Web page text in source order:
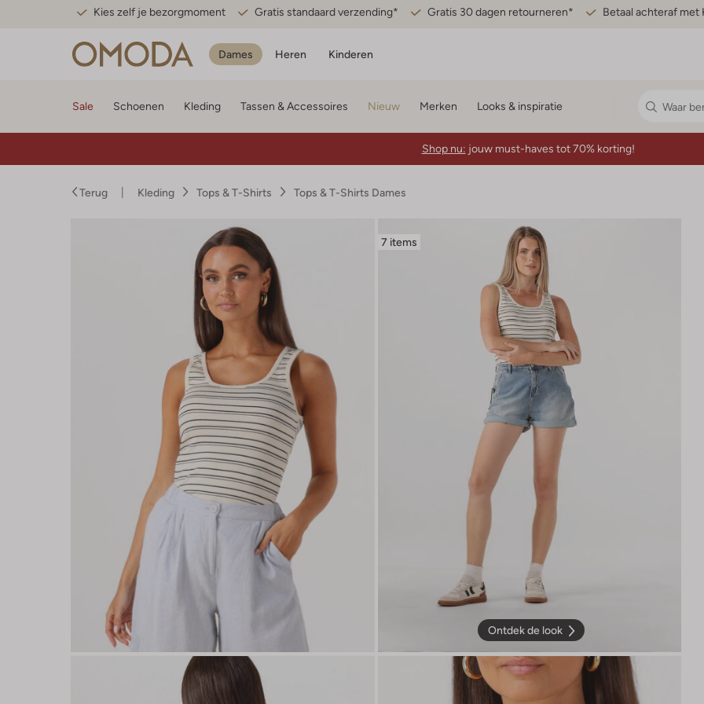
Kies zelf je bezorgmoment Gratis standaard verzending* Gratis 30 dagen retourneren* Betaal achteraf met
Dames Heren Kinderen
Sale Schoenen Kleding Tassen & Accessoires Nieuw Merken Looks & inspiratie
Shop nu: jouw must-haves tot 70% korting!
Terug Kleding Tops & T-Shirts Tops & T-Shirts Dames
7 items
Ontdek de look